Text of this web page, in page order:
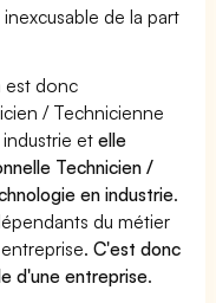
inexcusable de la part
est donc
/ Technicienne
etelle
Technicien /
en industrie.
du métier
C'est donc
d'une entreprise.